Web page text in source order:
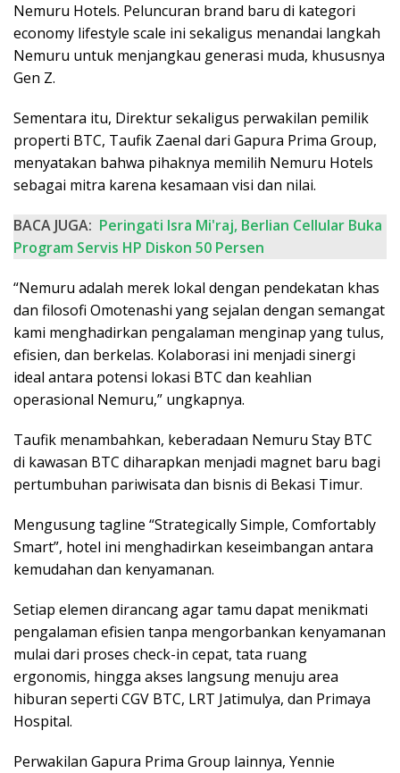
Nemuru Hotels. Peluncuran brand baru di kategori
economy lifestyle scale ini sekaligus menandai langkah
Nemuru untuk menjangkau generasi muda, khususnya
Gen Z.
Sementara itu, Direktur sekaligus perwakilan pemilik
properti BTC, Taufik Zaenal dari Gapura Prima Group,
menyatakan bahwa pihaknya memilih Nemuru Hotels
sebagai mitra karena kesamaan visi dan nilai.
BACA JUGA: Peringati Isra Mi'raj, Berlian Cellular Buka
Program Servis HP Diskon 50 Persen
“Nemuru adalah merek lokal dengan pendekatan khas
dan filosofi Omotenashi yang sejalan dengan semangat
kami menghadirkan pengalaman menginap yang tulus,
efisien, dan berkelas. Kolaborasi ini menjadi sinergi
ideal antara potensi lokasi BTC dan keahlian
operasional Nemuru,” ungkapnya.
Taufik menambahkan, keberadaan Nemuru Stay BTC
di kawasan BTC diharapkan menjadi magnet baru bagi
pertumbuhan pariwisata dan bisnis di Bekasi Timur.
Mengusung tagline “Strategically Simple, Comfortably
Smart”, hotel ini menghadirkan keseimbangan antara
kemudahan dan kenyamanan.
Setiap elemen dirancang agar tamu dapat menikmati
pengalaman efisien tanpa mengorbankan kenyamanan
mulai dari proses check-in cepat, tata ruang
ergonomis, hingga akses langsung menuju area
hiburan seperti CGV BTC, LRT Jatimulya, dan Primaya
Hospital.
Perwakilan Gapura Prima Group lainnya, Yennie